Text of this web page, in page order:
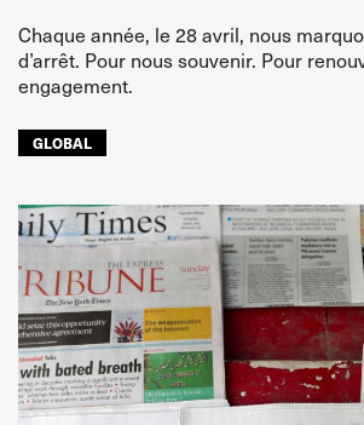
Chaque année, le 28 avril, nous
d’arrêt. Pour nous souvenir. Pour
engagement.
GLOBAL